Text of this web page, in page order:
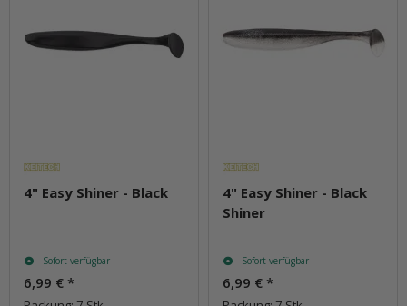
4" Easy Shiner - Black
Sofort verfügbar
6,99 € *
4" Easy Shiner - Black
Shiner
Sofort verfügbar
6,99 € *